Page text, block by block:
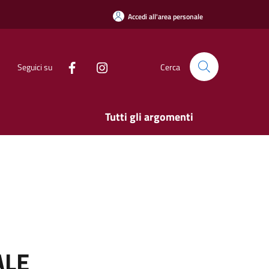
Accedi all'area personale
Seguici su Cerca
Tutti gli argomenti